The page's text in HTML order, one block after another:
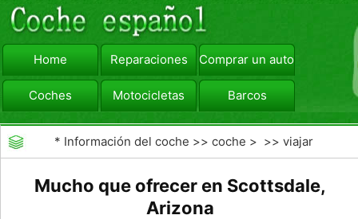
Home Reparaciones Comprar un automóvil
Coches Motocicletas Barcos
viajar Camiones
* Información del coche >>coche > >>viajar
Mucho que ofrecer en Scottsdale,
Arizona